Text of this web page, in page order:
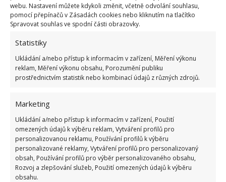
webu. Nastavení můžete kdykoli změnit, včetně odvolání souhlasu,
pomocí přepínačů v Zásadách cookies nebo kliknutím na tlačítko
Spravovat souhlas ve spodní části obrazovky.
Statistiky
Ukládání a/nebo přístup k informacím v zařízení, Měření výkonu
reklam, Měření výkonu obsahu, Porozumění publiku
prostřednictvím statistik nebo kombinací údajů z různých zdrojů.
Marketing
Ukládání a/nebo přístup k informacím v zařízení, Použití
omezených údajů k výběru reklam, Vytváření profilů pro
personalizovanou reklamu, Používání profilů k výběru
personalizované reklamy, Vytváření profilů pro personalizovaný
obsah, Používání profilů pro výběr personalizovaného obsahu,
Rozvoj a zlepšování služeb, Použití omezených údajů k výběru
obsahu.